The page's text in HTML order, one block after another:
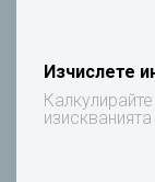
Изчислете
изискванията